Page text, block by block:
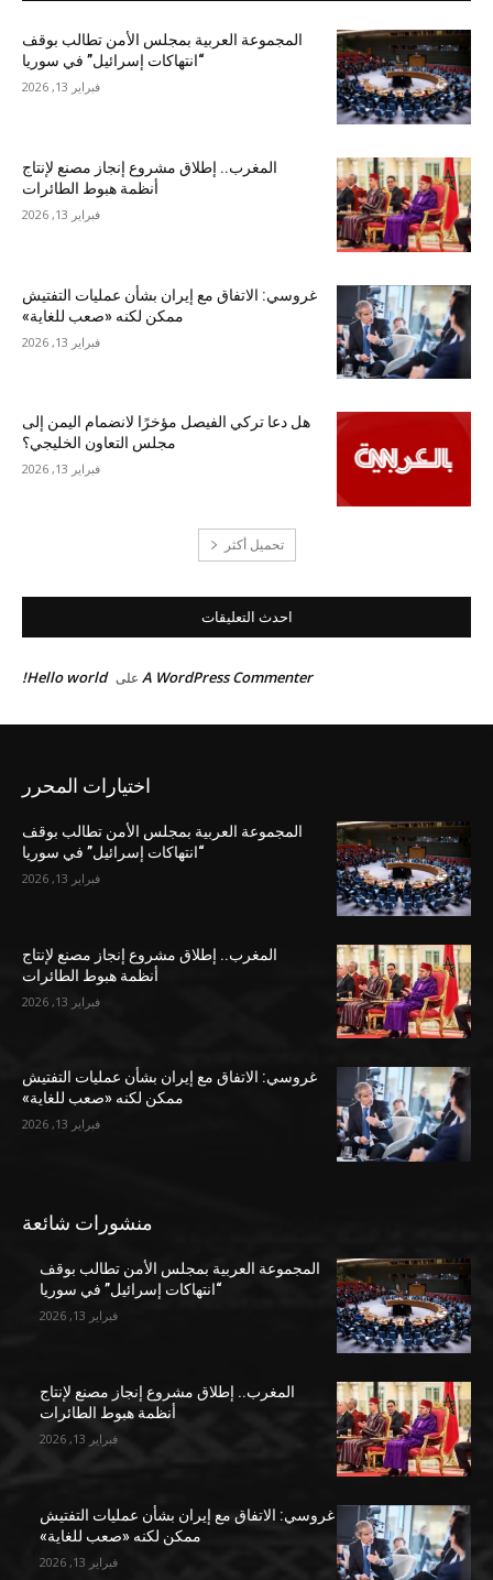
المجموعة العربية بمجلس الأمن تطالب بوقف
“انتهاكات إسرائيل” في سوريا
فبراير 13, 2026
المغرب.. إطلاق مشروع إنجاز مصنع لإنتاج
أنظمة هبوط الطائرات
فبراير 13, 2026
غروسي: الاتفاق مع إيران بشأن عمليات التفتيش
ممكن لكنه «صعب للغاية»
فبراير 13, 2026
هل دعا تركي الفيصل مؤخرًا لانضمام اليمن إلى
مجلس التعاون الخليجي؟
فبراير 13, 2026
تحميل أكثر
احدث التعليقات
A WordPress Commenter على Hello world!
اختيارات المحرر
المجموعة العربية بمجلس الأمن تطالب بوقف
“انتهاكات إسرائيل” في سوريا
فبراير 13, 2026
المغرب.. إطلاق مشروع إنجاز مصنع لإنتاج
أنظمة هبوط الطائرات
فبراير 13, 2026
غروسي: الاتفاق مع إيران بشأن عمليات التفتيش
ممكن لكنه «صعب للغاية»
فبراير 13, 2026
منشورات شائعة
المجموعة العربية بمجلس الأمن تطالب بوقف
“انتهاكات إسرائيل” في سوريا
فبراير 13, 2026
المغرب.. إطلاق مشروع إنجاز مصنع لإنتاج
أنظمة هبوط الطائرات
فبراير 13, 2026
غروسي: الاتفاق مع إيران بشأن عمليات التفتيش
ممكن لكنه «صعب للغاية»
فبراير 13, 2026